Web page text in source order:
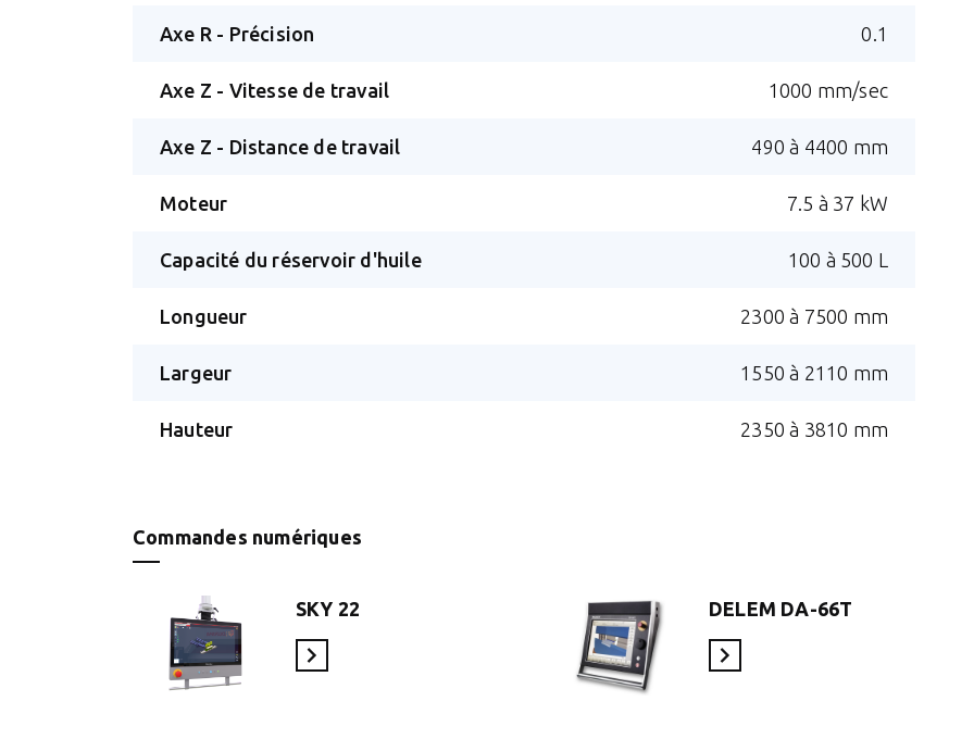
Axe R - Précision 0.1
Axe Z - Vitesse de travail 1000 mm/sec
Axe Z - Distance de travail 490 à 4400 mm
Moteur 7.5 à 37 kW
Capacité du réservoir d'huile 100 à 500 L
Longueur 2300 à 7500 mm
Largeur 1550 à 2110 mm
Hauteur 2350 à 3810 mm
Commandes numériques
SKY 22
En savoir plus
DELEM DA-66T
En savoir plus